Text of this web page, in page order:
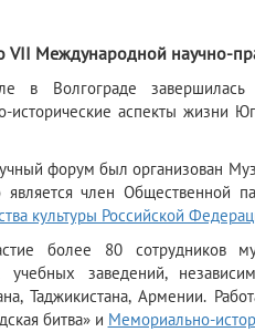
VII Международной научно-
в Волгограде завершилась
исторические аспекты жизни
форум был организован
является член Общественной
культуры Российской
более 80 сотрудников
заведений,
Таджикистана, Армении.
битва» и Мемориально-